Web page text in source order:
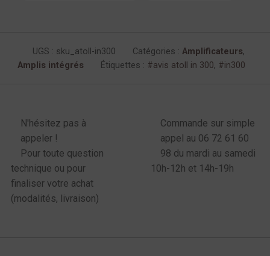
UGS : sku_atoll-in300 Catégories : Amplificateurs,
Amplis intégrés
Étiquettes : avis atoll in 300, in300
N'hésitez pas à
appeler !
Pour toute question
technique ou pour
finaliser votre achat
(modalités, livraison)
Commande sur simple
appel au 06 72 61 60
98 du mardi au samedi
10h-12h et 14h-19h